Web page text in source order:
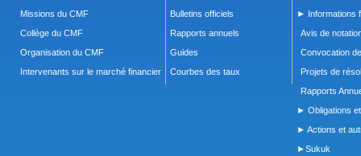
Missions du CMF
Collège du CMF
Organisation du CMF
Intervenants sur le marché financier
Bulletins officiels
Rapports annuels
Guides
Courbes des taux
► Informations
Avis de
Convocation
Projets de
Rapports
► Obligations
► Actions et
►Sukuk